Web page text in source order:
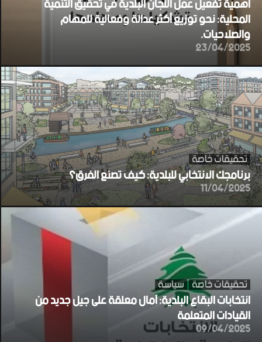
المحلية: نحو توزيع أكثر عدالة وفعالية للمهام
والصلاحيات.
23/04/2025
تحقيقات خاصة
برنامجك الانتخابي للبلدية: كيف تصنع الفرق؟
11/04/2025
تحقيقات خاصة سياسة
انتخابات البقاع البلدية: آمال معلقة على جيل جديد من
القيادات المتعلمة
09/04/2025